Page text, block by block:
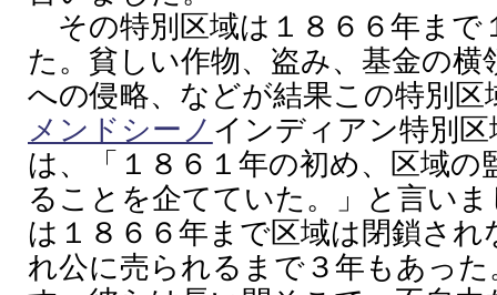
その特別区域は１８６６年まで
た。貧しい作物、盗み、基金の
への侵略、などが結果この特別
メンドシーノ インディアン特別
は、「１８６１年の初め、区域の
ることを企てていた。」と言い
は１８６６年まで区域は閉鎖さ
れ公に売られるまで３年もあっ